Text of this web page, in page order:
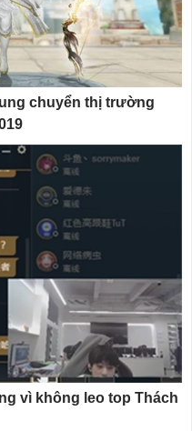
chuyển thị trường
vì không leo top Thách